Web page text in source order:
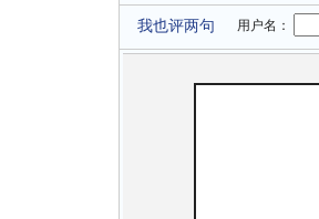
我也评两句 用户名：